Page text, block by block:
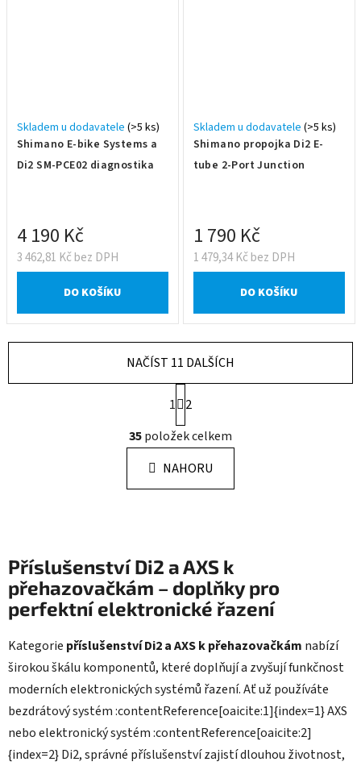
Shimano E-bike Systems a
Di2 SM-PCE02 diagnostika
Skladem u dodavatele (>5 ks)
3 462,81 Kč bez DPH
4 190 Kč
DO KOŠÍKU
Shimano propojka Di2 E-
tube 2-Port Junction
Skladem u dodavatele (>5 ks)
1 479,34 Kč bez DPH
1 790 Kč
DO KOŠÍKU
O
v
l
á
d
p
r
v
k
v
ý
p
i
u
NAČÍST 11 DALŠÍCH
S
t
r
á
n
k
1
2
35položek celkem
NAHORU
Příslušenství Di2 a AXS k
přehazovačkám – doplňky pro
perfektní elektronické řazení
Kategorie příslušenství Di2 a AXS k přehazovačkám nabízí
širokou škálu komponentů, které doplňují a zvyšují funkčnost
moderních elektronických systémů řazení. Ať už používáte
bezdrátový systém :contentReference[oaicite:1]{index=1} AXS
nebo elektronický systém :contentReference[oaicite:2]
{index=2} Di2, správné příslušenství zajistí dlouhou životnost,